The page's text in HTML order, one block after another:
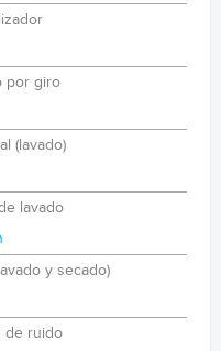
por giro
(lavado)
lavado
y secado)
de ruido